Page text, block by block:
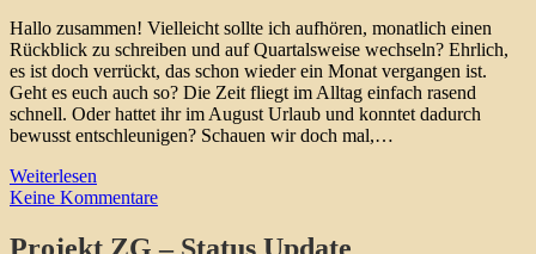
Hallo zusammen! Vielleicht sollte ich aufhören, monatlich einen
Rückblick zu schreiben und auf Quartalsweise wechseln? Ehrlich,
es ist doch verrückt, das schon wieder ein Monat vergangen ist.
Geht es euch auch so? Die Zeit fliegt im Alltag einfach rasend
schnell. Oder hattet ihr im August Urlaub und konntet dadurch
bewusst entschleunigen? Schauen wir doch mal,…
Weiterlesen
Keine Kommentare